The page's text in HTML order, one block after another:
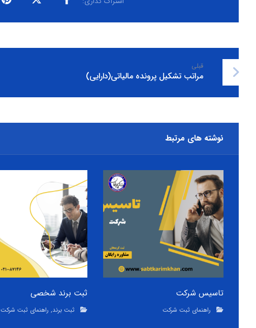
قبلی
مراتب تشکیل پرونده مالیاتی(دارایی)
نوشته های مرتبط
تاسیس شرکت
راهنمای ثبت شرکت
ثبت برند شخصی
ثبت برند, راهنمای ثبت شرکت